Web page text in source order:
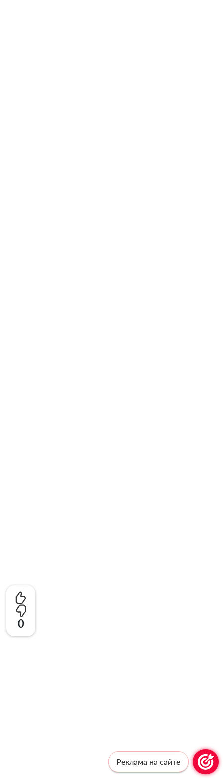
0
Реклама на сайте